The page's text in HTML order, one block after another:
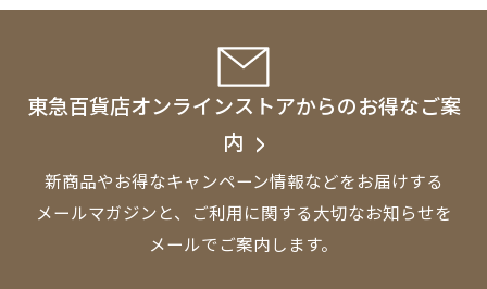
東急百貨店オンラインストアからのお得なご案
内
新商品やお得なキャンペーン情報などをお届けする
メールマガジンと、
ご利用に関する大切なお知らせを
メールでご案内します。